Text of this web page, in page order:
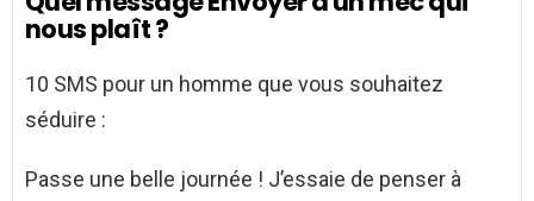
nous plaît ?
10 SMS pour un homme que vous souhaitez
séduire :
Passe une belle journée ! J’essaie de penser à